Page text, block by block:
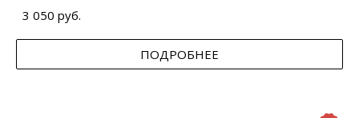
3 050 руб.
ПОДРОБНЕЕ